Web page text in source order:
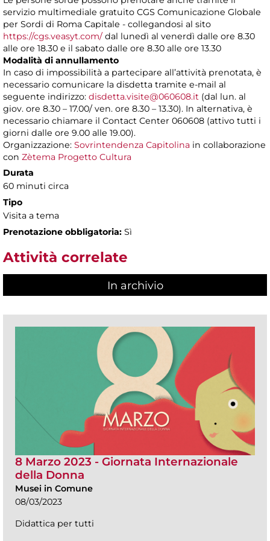
servizio multimediale gratuito CGS Comunicazione Globale
per Sordi di Roma Capitale - collegandosi al sito
https://cgs.veasyt.com/dal lunedì al venerdì dalle ore 8.30
alle ore 18.30 e il sabato dalle ore 8.30 alle ore 13.30
Modalità di annullamento
In caso di impossibilità a partecipare all’attività prenotata, è
necessario comunicare la disdetta tramite e-mail al
seguente indirizzo: disdetta.visite@060608.it (dal lun. al
giov. ore 8.30 – 17.00/ ven. ore 8.30 – 13.30). In alternativa, è
necessario chiamare il Contact Center 060608 (attivo tutti i
giorni dalle ore 9.00 alle 19.00).
Organizzazione: Sovrintendenza Capitolina in collaborazione
con Zètema Progetto Cultura
Durata
60 minuti circa
Tipo
Visita a tema
Prenotazione obbligatoria: Sì
Attività correlate
In archivio
8 Marzo 2023 - Giornata Internazionale
della Donna
Musei in Comune
08/03/2023
Didattica per tutti